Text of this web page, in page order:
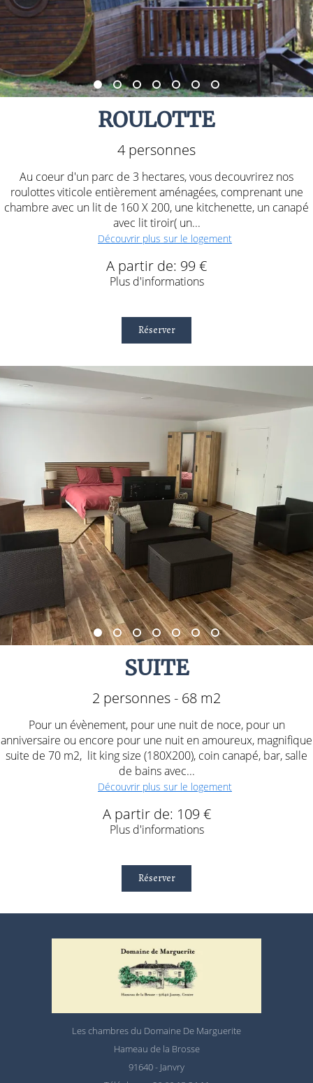
ROULOTTE
4 personnes
Au coeur d'un parc de 3 hectares, vous decouvrirez nos
roulottes viticole entièrement aménagées, comprenant une
chambre avec un lit de 160 X 200, une kitchenette, un canapé
avec lit tiroir( un...
Découvrir plus sur le logement
A partir de: 99 €
Plus d'informations
Réserver
SUITE
2 personnes - 68 m2
Pour un évènement, pour une nuit de noce, pour un
anniversaire ou encore pour une nuit en amoureux, magnifique
suite de 70 m2, lit king size (180X200), coin canapé, bar, salle
de bains avec...
Découvrir plus sur le logement
A partir de: 109 €
Plus d'informations
Réserver
Les chambres du Domaine De Marguerite
Hameau de la Brosse
91640 - Janvry